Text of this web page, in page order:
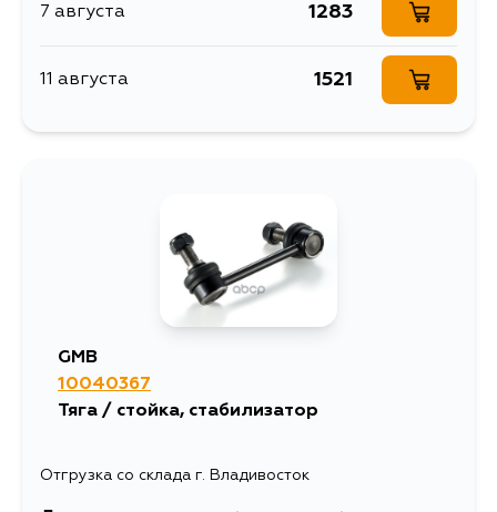
7 августа 1283
11 августа 1521
GMB
10040367
Тяга / стойка, стабилизатор
Отгрузка со склада г. Владивосток